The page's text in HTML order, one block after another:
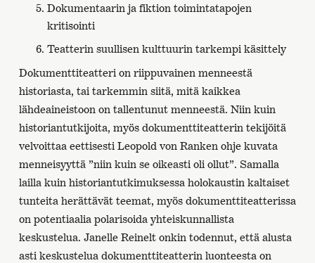
Dokumentaarin ja fiktion toimintatapojen
kritisointi
Teatterin suullisen kulttuurin tarkempi käsittely
Dokumenttiteatteri on riippuvainen menneestä
historiasta, tai tarkemmin siitä, mitä kaikkea
lähdeaineistoon on tallentunut menneestä. Niin kuin
historiantutkijoita, myös dokumenttiteatterin tekijöitä
velvoittaa eettisesti Leopold von Ranken ohje kuvata
menneisyyttä ”niin kuin se oikeasti oli ollut”. Samalla
lailla kuin historiantutkimuksessa holokaustin kaltaiset
tunteita herättävät teemat, myös dokumenttiteatterissa
on potentiaalia polarisoida yhteiskunnallista
keskustelua. Janelle Reinelt onkin todennut, että alusta
asti keskustelua dokumenttiteatterin luonteesta on